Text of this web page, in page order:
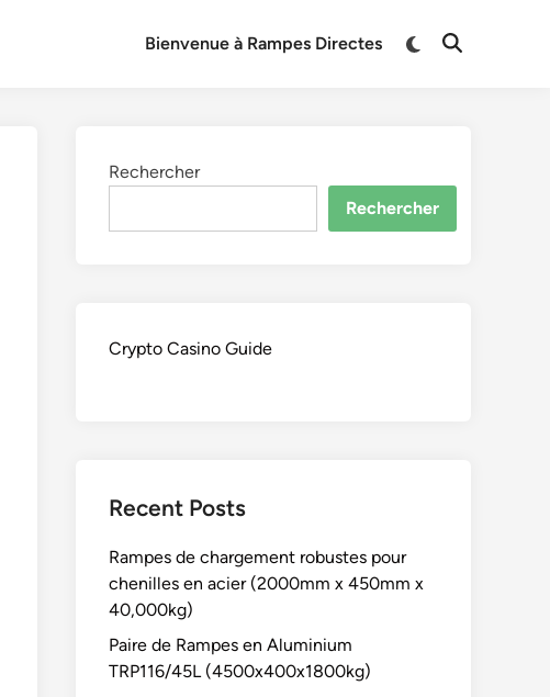
Bienvenue à Rampes Directes
Switch
Open
Rechercher
Rechercher
Crypto Casino Guide
Recent Posts
Rampes de chargement robustes pour
chenilles en acier (2000mm x 450mm x
40,000kg)
Paire de Rampes en Aluminium
TRP116/45L (4500x400x1800kg)